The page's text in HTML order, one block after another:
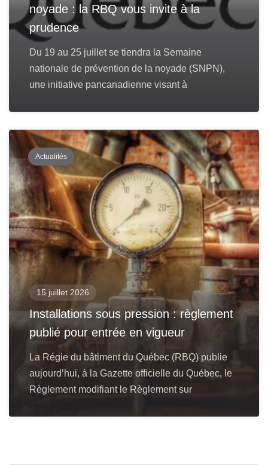
noyade : la RBQ vous invite à la
prudence
Du 19 au 25 juillet se tiendra la Semaine
nationale de prévention de la noyade (SNPN),
une initiative pancanadienne visant à
Actualités
15 juillet 2026
Installations sous pression : règlement
publié pour entrée en vigueur
La Régie du bâtiment du Québec (RBQ) publie
aujourd’hui, à la Gazette officielle du Québec, le
Règlement modifiant le Règlement sur